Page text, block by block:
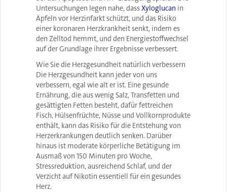
Untersuchungen legen nahe, dassXyloglucan in
Äpfeln vor Herzinfarkt schützt, und das Risiko
einer koronaren Herzkrankheit senkt, indem es
den Zelltod hemmt, und den Energiestoffwechsel
auf der Grundlage ihrer Ergebnisse verbessert.
Wie Sie die Herzgesundheit natürlich verbessern
Die Herzgesundheit kann jeder von uns
verbessern, egal wie alt er ist. Eine gesunde
Ernährung, die aus wenig Salz, Transfetten und
gesättigten Fetten besteht, dafür fettreichen
Fisch, Hülsenfrüchte, Nüsse und Vollkornprodukte
enthält, kann das Risiko für die Entstehung von
Herzerkrankungen deutlich senken. Darüber
hinaus ist moderate körperliche Betätigung im
Ausmaß von 150 Minuten pro Woche,
Stressreduktion, ausreichend Schlaf, und der
Verzicht auf Nikotin essentiell für ein gesundes
Herz.